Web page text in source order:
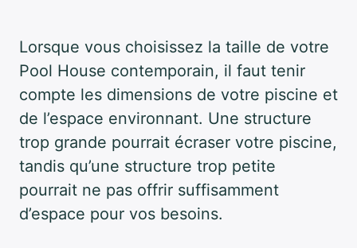
Lorsque vous choisissez la taille de votre
Pool House contemporain, il faut tenir
compte les dimensions de votre piscine et
de l’espace environnant. Une structure
trop grande pourrait écraser votre piscine,
tandis qu’une structure trop petite
pourrait ne pas offrir suffisamment
d’espace pour vos besoins.